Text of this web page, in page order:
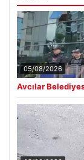
Son Eklenen
■ Avcılar
■Bolu’da Çirkin
Boğdu
DAP Yapı’dan
kendi kendini
2026 Kurban
İkramiyelerine